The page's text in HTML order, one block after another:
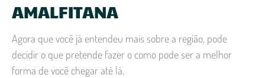
AMALFITANA
Agora que você já entendeu mais sobre a região, pode
decidir o que pretende fazer o como pode ser a melhor
forma de você chegar até lá.